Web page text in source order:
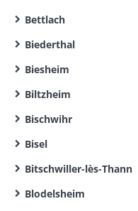
Bettlach
Biederthal
Biesheim
Biltzheim
Bischwihr
Bisel
Bitschwiller-lès-Thann
Blodelsheim